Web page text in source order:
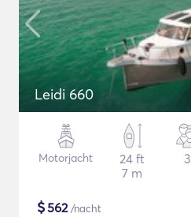
Leidi 660
Motorjacht
24 ft
7 m
3
$562/nacht